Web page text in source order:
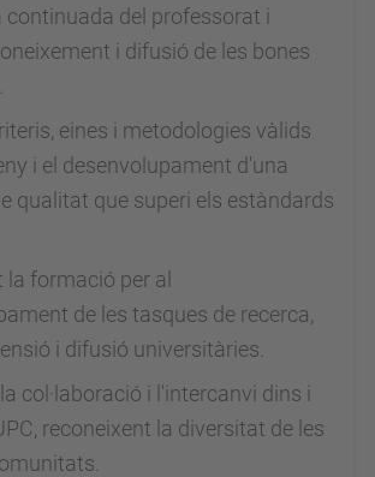
continuada del professorat i
i difusió de les bones
eines i metodologies vàlids
i el desenvolupament d'una
qualitat que superi els estàndards
la formació per al
de les tasques de recerca,
i difusió universitàries.
col·laboració i l'intercanvi dins i
reconeixent la diversitat de les